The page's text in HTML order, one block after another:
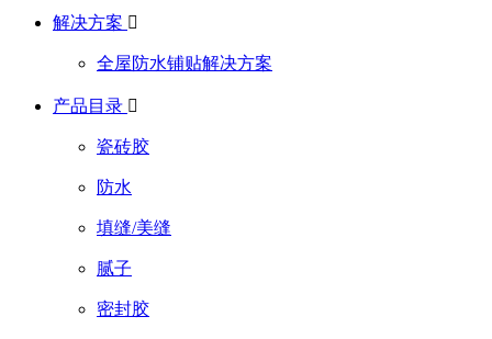
解决方案 
全屋防水铺贴解决方案
产品目录 
瓷砖胶
防水
填缝/美缝
腻子
密封胶